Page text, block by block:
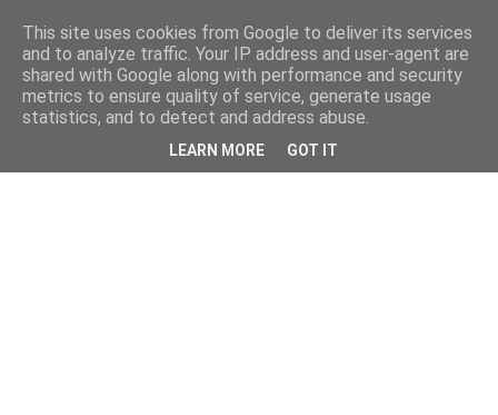
This site uses cookies from Google to deliver its services
and to analyze traffic. Your IP address and user-agent are
shared with Google along with performance and security
metrics to ensure quality of service, generate usage
statistics, and to detect and address abuse.
LEARN MORE GOT IT